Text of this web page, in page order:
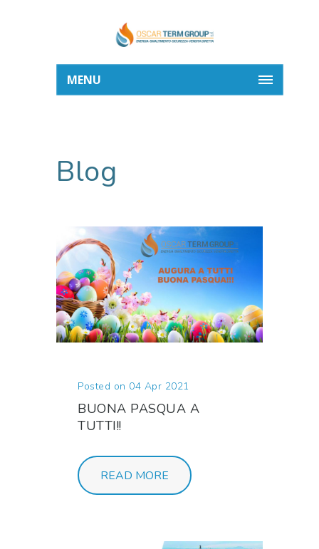
MENU
Blog
Posted on 04 Apr 2021
BUONA PASQUA A
TUTTI!!
READ MORE